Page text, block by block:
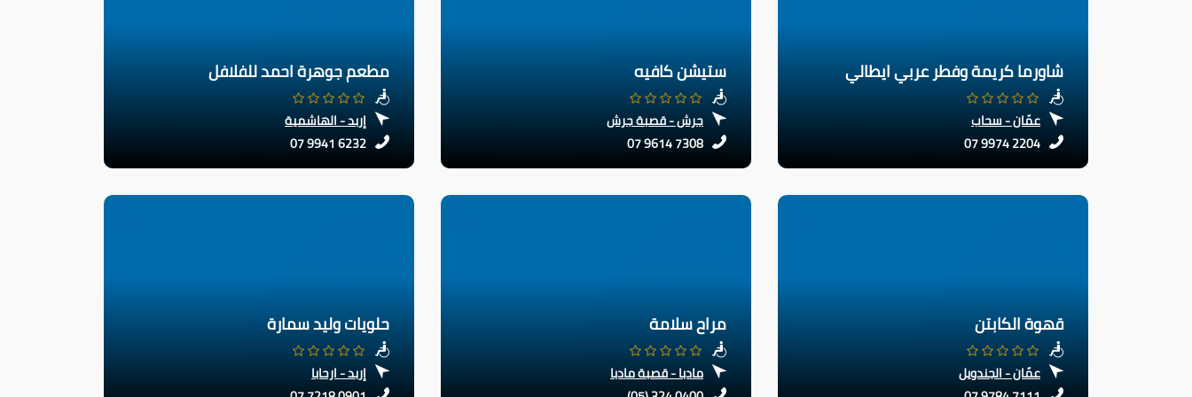
شاورما كريمة وفطر عربي ايطالي
عمّان - سحاب
07 9974 2204
ستيشن كافيه
جرش - قصبة جرش
07 9614 7308
مطعم جوهرة احمد للفلافل
إربد - الهاشمية
07 9941 6232
قهوة الكابتن
عمّان - الجندويل
مراح سلامة
مادبا - قصبة مادبا
حلويات وليد سمارة
إربد - ارحابا